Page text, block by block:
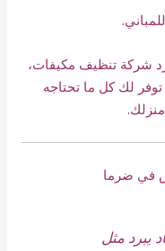
شركة تنظيف مكيفات،
توفر لك كل ما تحتاجه
في ضرما
يبرد مثل